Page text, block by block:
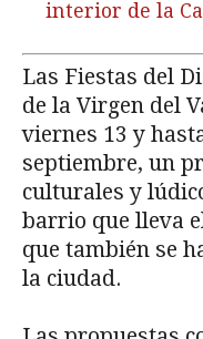
interior de la
Las Fiestas del
de la Virgen del
viernes 13 y
septiembre, un
culturales y
barrio que lleva
que también se
la ciudad.